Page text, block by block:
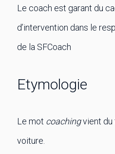
Le coach est garant du
d’intervention dans le
de la SFCoach
Etymologie
Le mot coachingvient du
voiture.